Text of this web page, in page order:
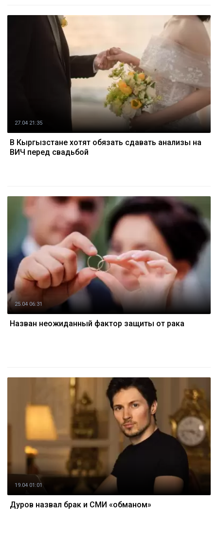
27.04 21:35
В Кыргызстане хотят обязать сдавать анализы на
ВИЧ перед свадьбой
25.04 06:31
Назван неожиданный фактор защиты от рака
19.04 01:01
Дуров назвал брак и СМИ «обманом»